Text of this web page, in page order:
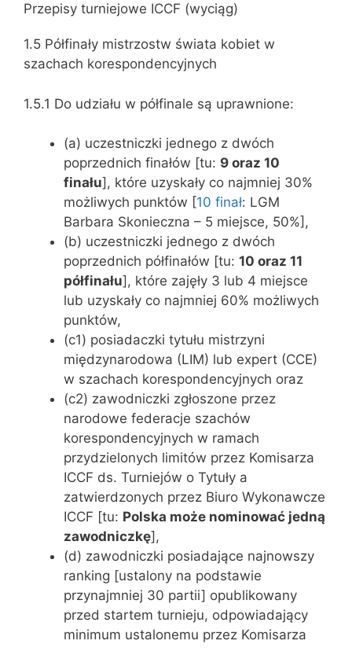
Przepisy turniejowe ICCF (wyciąg)
1.5 Półfinały mistrzostw świata kobiet w
szachach korespondencyjnych
1.5.1 Do udziału w półfinale są uprawnione:
(a) uczestniczki jednego z dwóch
poprzednich finałów [tu: 9 oraz 10
finału], które uzyskały co najmniej 30%
możliwych punktów [10 finał: LGM
Barbara Skonieczna – 5 miejsce, 50%],
(b) uczestniczki jednego z dwóch
poprzednich półfinałów [tu: 10 oraz 11
półfinału], które zajęły 3 lub 4 miejsce
lub uzyskały co najmniej 60% możliwych
punktów,
(c1) posiadaczki tytułu mistrzyni
międzynarodowa (LIM) lub expert (CCE)
w szachach korespondencyjnych oraz
(c2) zawodniczki zgłoszone przez
narodowe federacje szachów
korespondencyjnych w ramach
przydzielonych limitów przez Komisarza
ICCF ds. Turniejów o Tytuły a
zatwierdzonych przez Biuro Wykonawcze
ICCF [tu: Polska może nominować jedną
zawodniczkę],
(d) zawodniczki posiadające najnowszy
ranking [ustalony na podstawie
przynajmniej 30 partii] opublikowany
przed startem turnieju, odpowiadający
minimum ustalonemu przez Komisarza